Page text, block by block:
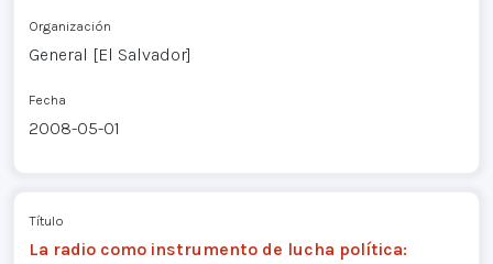
Organización
General [El Salvador]
Fecha
2008-05-01
Título
La radio como instrumento de lucha política: